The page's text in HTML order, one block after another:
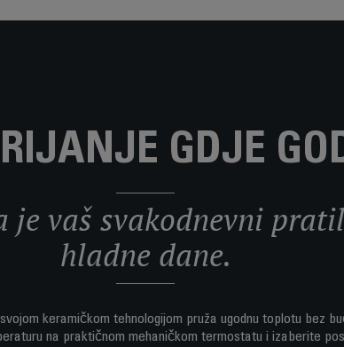
GDJE
vaš svakodnevni
hladne dane.
keramičkom tehnologijom pruža ugodnu toplotu bez
na praktičnom mehaničkom termostatu i izaberite